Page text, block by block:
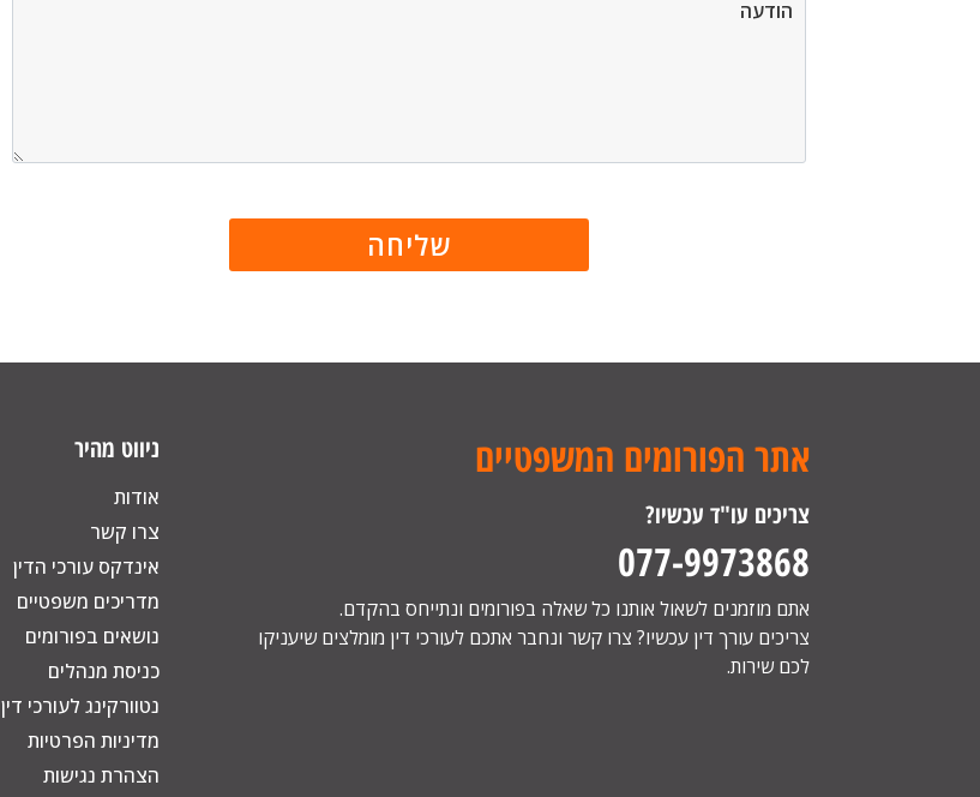
אתר הפורומים המשפטיים
צריכים עו"ד עכשיו?
077-9973868
אתם מוזמנים לשאול אותנו כל שאלה בפורומים ונתייחס בהקדם.
צריכים עורך דין עכשיו? צרו קשר ונחבר אתכם לעורכי דין מומלצים שיעניקו
לכם שירות.
ניווט מהיר
אודות
צרו קשר
אינדקס עורכי הדין
מדריכים משפטיים
נושאים בפורומים
כניסת מנהלים
נטוורקינג לעורכי דין
מדיניות הפרטיות
הצהרת נגישות